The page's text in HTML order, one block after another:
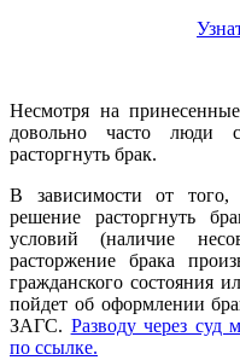
Несмотря на
довольно часто люди
расторгнуть брак.
В зависимости от того,
решение расторгнуть
условий (наличие
расторжение брака
гражданского состояния
пойдет об оформлении
ЗАГС. Разводу через суд
по ссылке.